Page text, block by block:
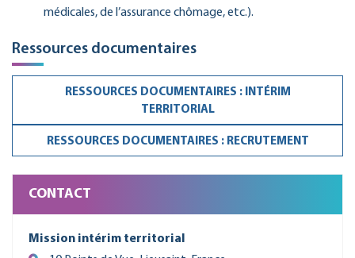
médicales, de l’assurance chômage, etc.).
Ressources documentaires
RESSOURCES DOCUMENTAIRES : INTÉRIM
TERRITORIAL
RESSOURCES DOCUMENTAIRES : RECRUTEMENT
CONTACT
Mission intérim territorial